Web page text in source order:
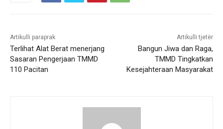
Artikulli paraprak
Terlihat Alat Berat menerjang
Sasaran Pengerjaan TMMD
110 Pacitan
Artikulli tjetër
Bangun Jiwa dan Raga,
TMMD Tingkatkan
Kesejahteraan Masyarakat